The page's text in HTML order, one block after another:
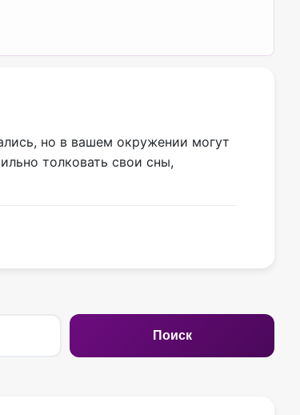
но в вашем окружении могут
толковать свои сны,
Поиск